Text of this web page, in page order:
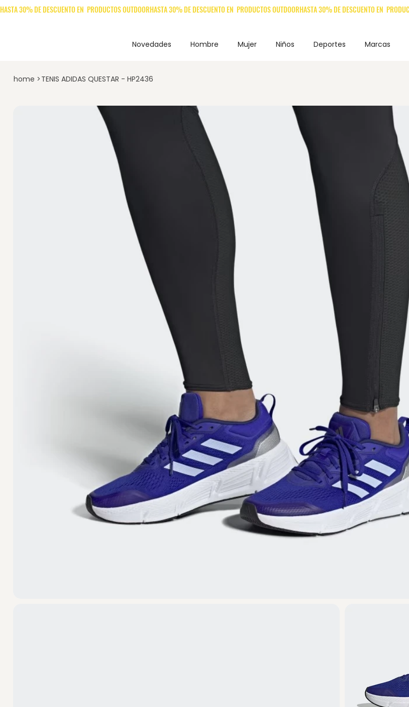
Novedades Hombre Mujer Niños Deportes Marcas
home > TENIS ADIDAS QUESTAR - HP2436